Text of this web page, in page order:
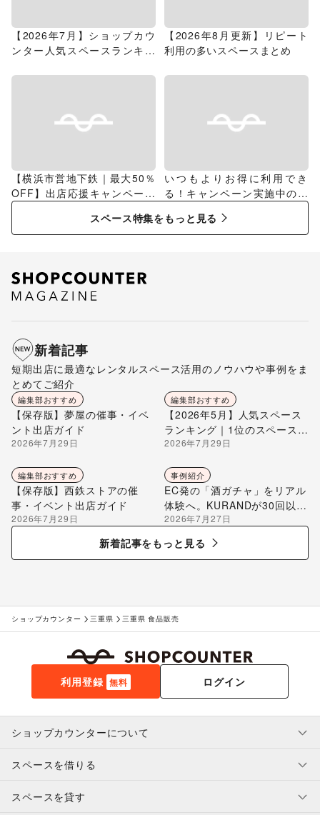
【2026年7月】ショップカウ
ンター人気スペースランキン
【2026年8月更新】リピート
利用の多いスペースまとめ
【横浜市営地下鉄｜最大50％
OFF】出店応援キャンペーン
特集
いつもよりお得に利用でき
る！キャンペーン実施中のス
スペース特集をもっと見る
新着記事
短期出店に最適なレンタルスペース活用のノウハウや事例をま
とめてご紹介
編集部おすすめ
【保存版】夢屋の催事・イベ
ント出店ガイド
2026年7月29日
編集部おすすめ
【2026年5月】人気スペース
ランキング｜1位のスペースを
編集部が解説
2026年7月29日
編集部おすすめ
【保存版】西鉄ストアの催
事・イベント出店ガイド
2026年7月29日
事例紹介
EC発の「酒ガチャ」をリアル
体験へ。KURANDが30回以上
のポップアップ出店で届け
る“新しいお酒との出会い”
2026年7月27日
新着記事をもっと見る
ショップカウンター 三重県 三重県 食品販売
利用登録 無料 ログイン
ショップカウンターについて
利用規約・ガイドライン
特定商取引法に基づく表示
スペースを借りる
スペースを借りたい人へ
スペースを貸す